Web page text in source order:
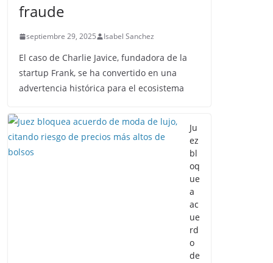
fraude
septiembre 29, 2025 Isabel Sanchez
El caso de Charlie Javice, fundadora de la
startup Frank, se ha convertido en una
advertencia histórica para el ecosistema
Ju
ez
bl
oq
ue
a
ac
ue
rd
o
de